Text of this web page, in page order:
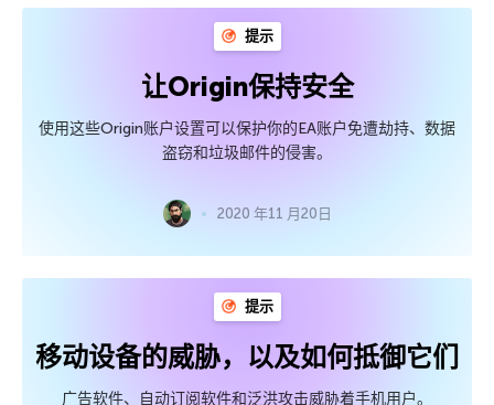
提示
让Origin保持安全
使用这些Origin账户设置可以保护你的EA账户免遭劫持、数据
盗窃和垃圾邮件的侵害。
2020 年11 月20日
提示
移动设备的威胁，以及如何抵御它们
广告软件、自动订阅软件和泛洪攻击威胁着手机用户。